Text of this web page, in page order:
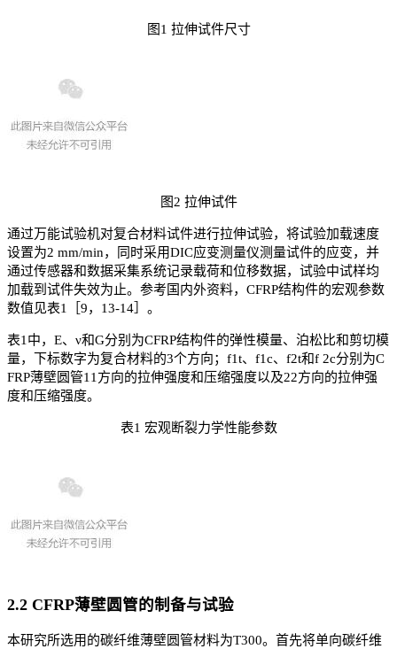
图1 拉伸试件尺寸
图2 拉伸试件
通过万能试验机对复合材料试件进行拉伸试验，将试验加载速度
设置为2 mm/min，同时采用DIC应变测量仪测量试件的应变，并
通过传感器和数据采集系统记录载荷和位移数据，试验中试样均
加载到试件失效为止。参考国内外资料，CFRP结构件的宏观参数
数值见表1［9，13-14］。
表1中，E、ν和G分别为CFRP结构件的弹性模量、泊松比和剪切模
量，下标数字为复合材料的3个方向；f1t、f1c、f2t和f 2c分别为C
FRP薄壁圆管11方向的拉伸强度和压缩强度以及22方向的拉伸强
度和压缩强度。
表1 宏观断裂力学性能参数
2.2 CFRP薄壁圆管的制备与试验
本研究所选用的碳纤维薄壁圆管材料为T300。首先将单向碳纤维